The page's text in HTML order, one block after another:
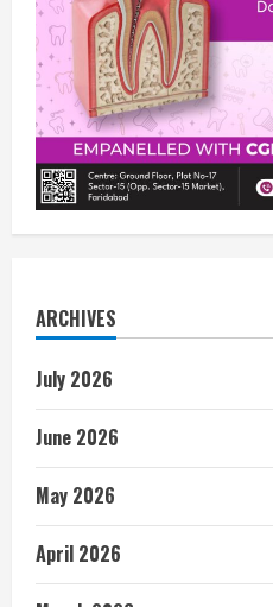
ARCHIVES
July 2026
June 2026
May 2026
April 2026